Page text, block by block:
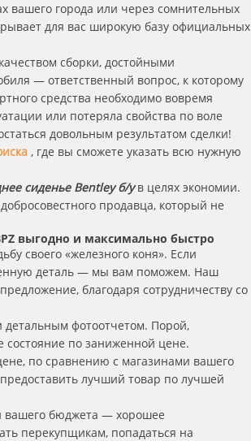
вашего города или через сомнительных
для вас широкую базу официальных
сборки, достойными
— ответственный вопрос, к которому
средства необходимо вовремя
или потеряла свойства по воле
довольным результатом сделки!
, где вы сможете указать всю нужную
сиденье Bentley б/у в целях экономии.
продавца, который не
выгодно и максимально быстро
своего «железного коня». Если
деталь — мы вам поможем. Наш
благодаря сотрудничеству со
детальным фотоотчетом. Порой,
состояние по заниженной цене.
по сравнению с магазинами вашего
лучший товар по лучшей
вашего бюджета — хорошее
перекупщикам, попадаться на